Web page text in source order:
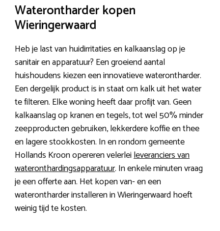
Waterontharder kopen
Wieringerwaard
Heb je last van huidirritaties en kalkaanslag op je
sanitair en apparatuur? Een groeiend aantal
huishoudens kiezen een innovatieve waterontharder.
Een dergelijk product is in staat om kalk uit het water
te filteren. Elke woning heeft daar profijt van. Geen
kalkaanslag op kranen en tegels, tot wel 50% minder
zeepproducten gebruiken, lekkerdere koffie en thee
en lagere stookkosten. In en rondom gemeente
Hollands Kroon opereren velerleileveranciers van
wateronthardingsapparatuur. In enkele minuten vraag
je een offerte aan. Het kopen van- en een
waterontharder installeren in Wieringerwaard hoeft
weinig tijd te kosten.